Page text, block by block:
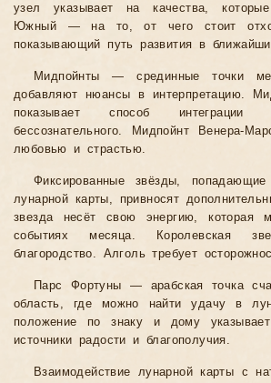
узел указывает на качества,
Южный — на то, от чего стоит
показывающий путь развития в
Мидпойнты — срединные точки
добавляют нюансы в интерпретацию.
показывает способ интеграции
бессознательного. Мидпойнт Венера-
любовью и страстью.
Фиксированные звёзды,
лунарной карты, привносят
звезда несёт свою энергию, которая
событиях месяца. Королевская
благородство. Алголь требует
Парс Фортуны — арабская точка
область, где можно найти удачу в
положение по знаку и дому
источники радости и благополучия.
Взаимодействие лунарной карты с